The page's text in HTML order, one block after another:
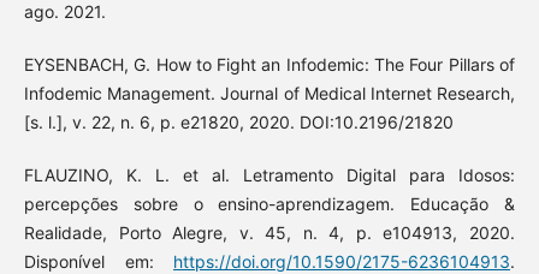
ago. 2021.
EYSENBACH, G. How to Fight an Infodemic: The Four Pillars of
Infodemic Management. Journal of Medical Internet Research,
[s. l.], v. 22, n. 6, p. e21820, 2020. DOI:10.2196/21820
FLAUZINO, K. L. et al. Letramento Digital para Idosos:
percepções sobre o ensino-aprendizagem. Educação &
Realidade, Porto Alegre, v. 45, n. 4, p. e104913, 2020.
Disponível em: https://doi.org/10.1590/2175-6236104913.